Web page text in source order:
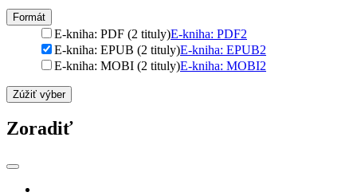
Formát
E-kniha: PDF (2 tituly)E-kniha: PDF2
E-kniha: EPUB (2 tituly)E-kniha: EPUB2
E-kniha: MOBI (2 tituly)E-kniha: MOBI2
Zúžiť výber
Zoradiť